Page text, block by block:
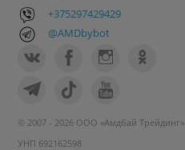
+375297429429
@AMDbybot
© 2007 - 2026 ООО «Амдбай Трейдинг»
УНП 692162598